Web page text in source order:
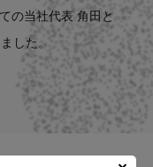
の当社代表 角田と
した。